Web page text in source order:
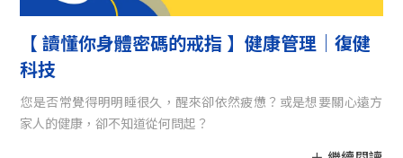
【 讀懂你身體密碼的戒指 】健康管理｜復健
科技
您是否常覺得明明睡很久，醒來卻依然疲憊？或是想要關心遠方
家人的健康，卻不知道從何問起？